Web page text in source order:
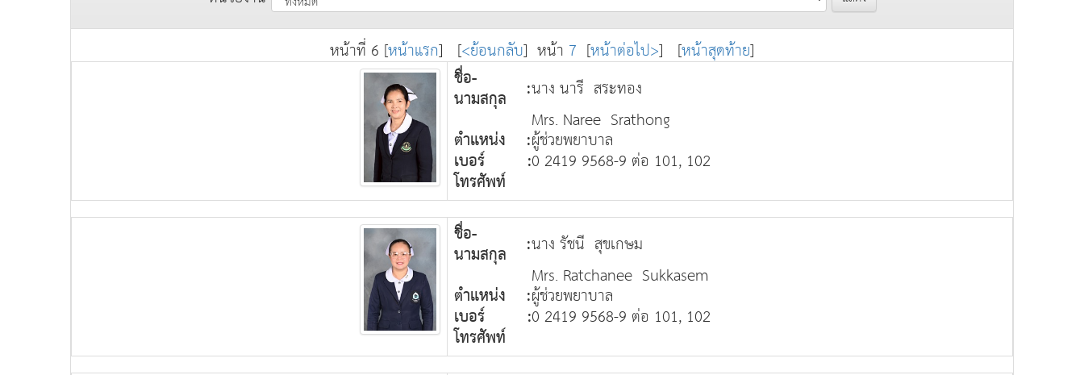
หน้าที่ 6 [หน้าแรก] [<ย้อนกลับ] หน้า 7 [หน้าต่อไป>] [หน้าสุดท้าย]
ชื่อ-
นามสกุล :นาง นารี สระทอง
Mrs. Naree Srathong
ตำแหน่ง :ผู้ช่วยพยาบาล
เบอร์
โทรศัพท์
:0 2419 9568-9 ต่อ 101, 102
ชื่อ-
นามสกุล :นาง รัชนี สุขเกษม
Mrs. Ratchanee Sukkasem
ตำแหน่ง :ผู้ช่วยพยาบาล
เบอร์
โทรศัพท์
:0 2419 9568-9 ต่อ 101, 102